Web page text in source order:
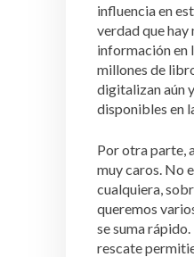
influencia en
verdad que hay
información en
millones de
digitalizan aún
disponibles en
Por otra parte,
muy caros. No
cualquiera,
queremos
se suma
rescate